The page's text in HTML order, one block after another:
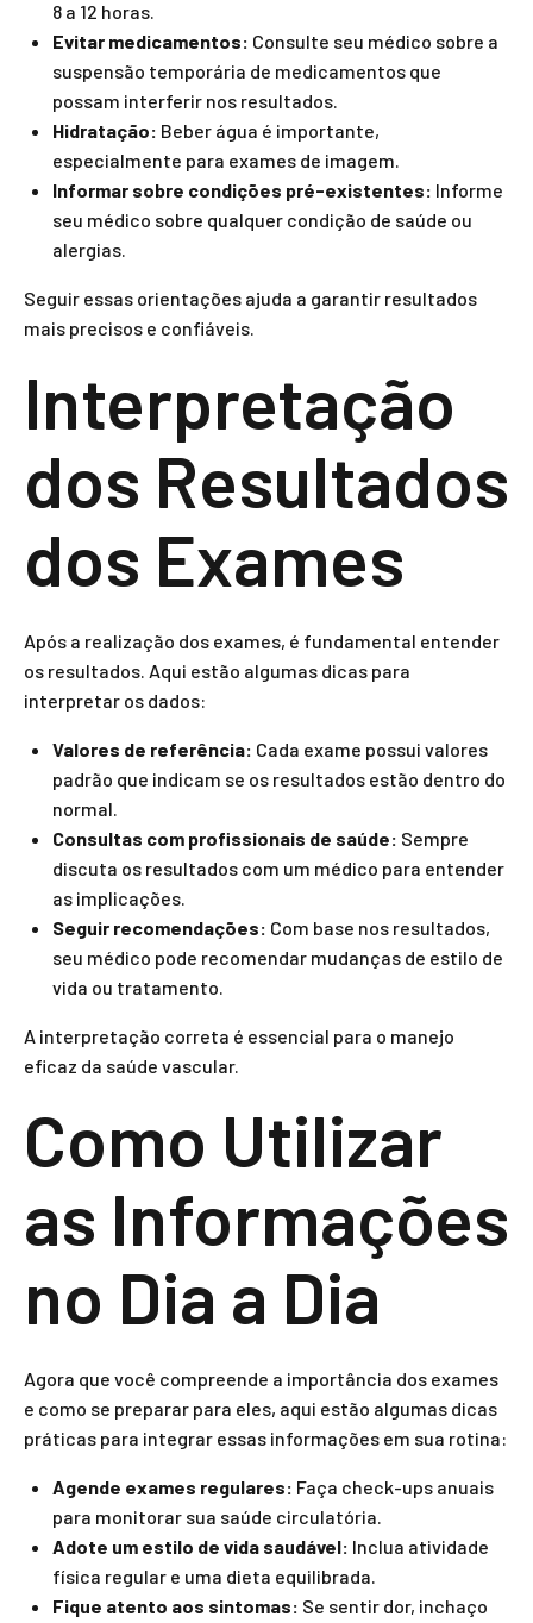
8 a 12 horas.
Evitar medicamentos: Consulte seu médico sobre a
suspensão temporária de medicamentos que
possam interferir nos resultados.
Hidratação: Beber água é importante,
especialmente para exames de imagem.
Informar sobre condições pré-existentes: Informe
seu médico sobre qualquer condição de saúde ou
alergias.
Seguir essas orientações ajuda a garantir resultados
mais precisos e confiáveis.
Interpretação
dos Resultados
dos Exames
Após a realização dos exames, é fundamental entender
os resultados. Aqui estão algumas dicas para
interpretar os dados:
Valores de referência: Cada exame possui valores
padrão que indicam se os resultados estão dentro do
normal.
Consultas com profissionais de saúde: Sempre
discuta os resultados com um médico para entender
as implicações.
Seguir recomendações: Com base nos resultados,
seu médico pode recomendar mudanças de estilo de
vida ou tratamento.
A interpretação correta é essencial para o manejo
eficaz da saúde vascular.
Como Utilizar
as Informações
no Dia a Dia
Agora que você compreende a importância dos exames
e como se preparar para eles, aqui estão algumas dicas
práticas para integrar essas informações em sua rotina:
Agende exames regulares: Faça check-ups anuais
para monitorar sua saúde circulatória.
Adote um estilo de vida saudável: Inclua atividade
física regular e uma dieta equilibrada.
Fique atento aos sintomas: Se sentir dor, inchaço